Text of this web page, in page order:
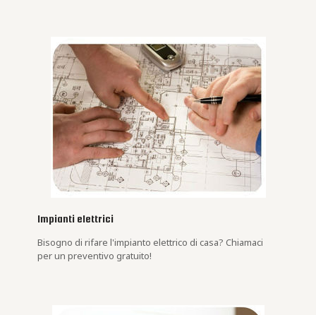
Impianti elettrici
Bisogno di rifare l'impianto elettrico di casa? Chiamaci
per un preventivo gratuito!